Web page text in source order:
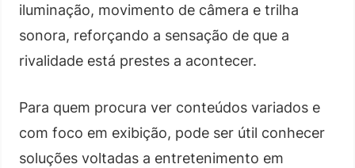
iluminação, movimento de câmera e trilha
sonora, reforçando a sensação de que a
rivalidade está prestes a acontecer.
Para quem procura ver conteúdos variados e
com foco em exibição, pode ser útil conhecer
soluções voltadas a entretenimento em